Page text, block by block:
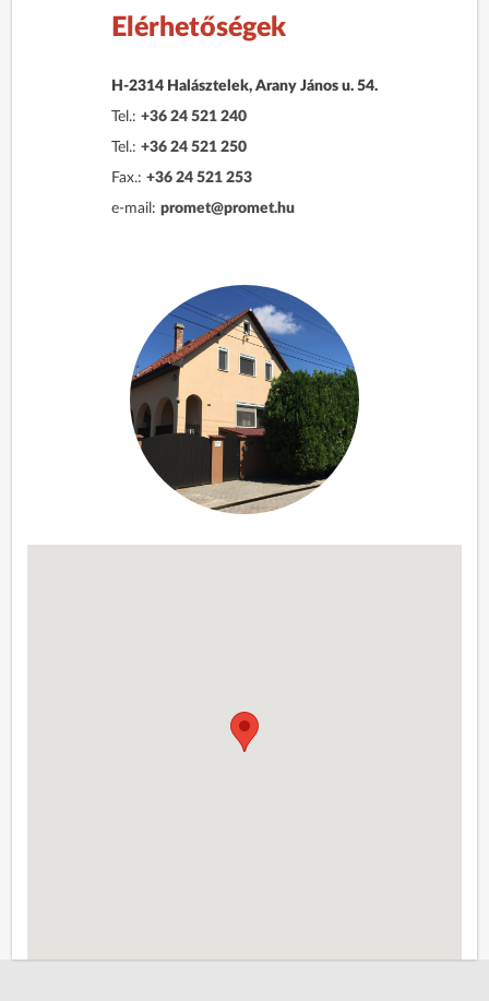
Elérhetőségek
H-2314 Halásztelek, Arany János u. 54.
Tel.: +36 24 521 240
Tel.: +36 24 521 250
Fax.: +36 24 521 253
e-mail: promet@promet.hu